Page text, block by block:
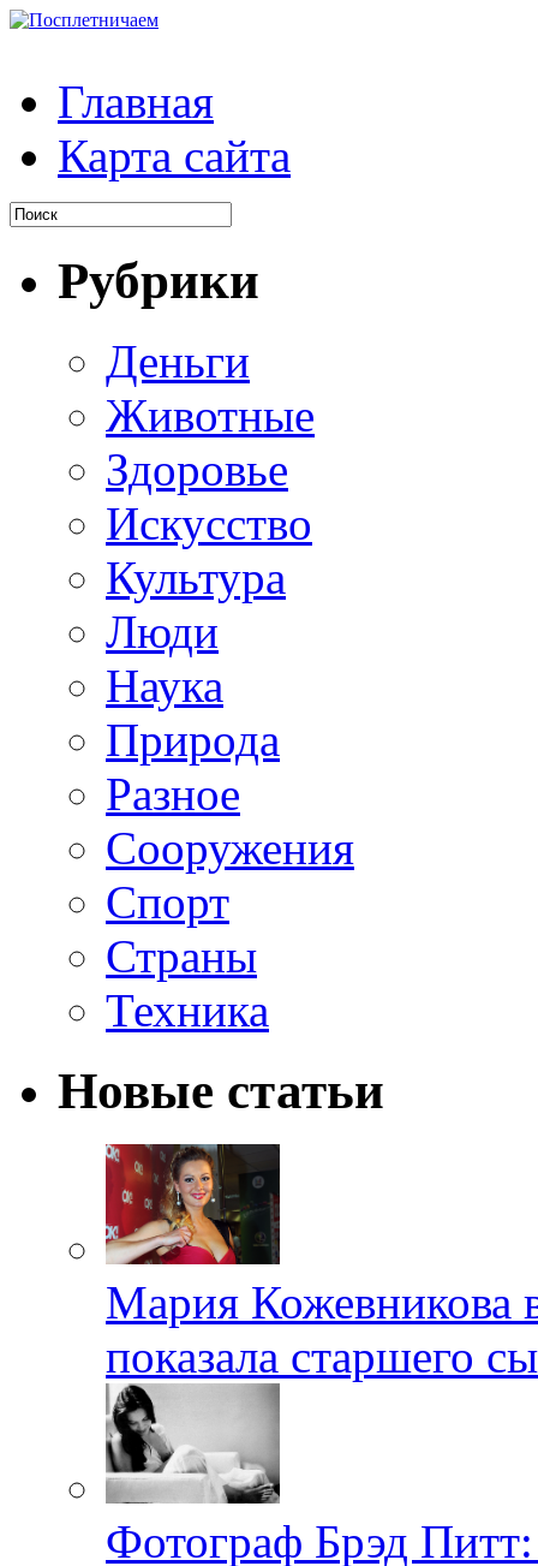
Главная
Карта сайта
Рубрики
Деньги
Животные
Здоровье
Искусство
Культура
Люди
Наука
Природа
Разное
Сооружения
Спорт
Страны
Техника
Новые статьи
Мария Кожевникова
показала старшего
Фотограф Брэд